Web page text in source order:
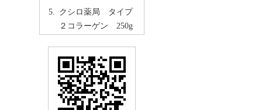
クシロ薬局 タイプ
２コラーゲン 250g